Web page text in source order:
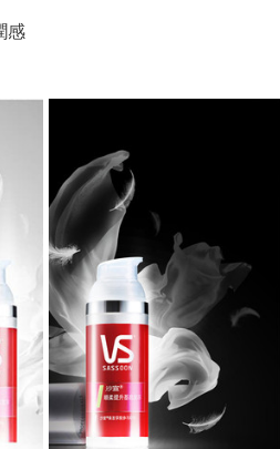
感